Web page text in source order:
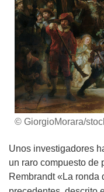
© GiorgioMorara/
Unos investigadores
un raro compuesto de
Rembrandt «La ronda